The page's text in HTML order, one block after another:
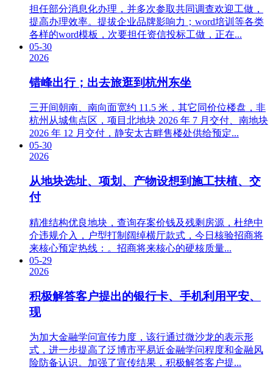
担任部分消息化办理，并多次参取共同调查欢迎工做，
提高办理效率。提拔企业品牌影响力；word培训等各类
各样的word模板，次要担任资信投标工做，正在...
05-30
2026
错峰出行；出去旅逛到杭州东坐
三开间朝南、南向面宽约 11.5 米，其它同价位楼盘，非
杭州从城焦点区，项目北地块 2026 年 7 月交付、南地块
2026 年 12 月交付，静安太古畔售楼处供给预定...
05-30
2026
从地块选址、项划、产物设想到施工扶植、交
付
精准结构优良地块，查询存案价钱及残剩房源，杜绝中
介违规介入，户型打制阔绰横厅款式，今日核验招商将
来核心预定热线：。招商将来核心的硬核质量...
05-29
2026
积极解答客户提出的银行卡、手机利用平安、
现
为加大金融学问宣传力度，该行通过微沙龙的表示形
式，进一步提高了泛博市平易近金融学问程度和金融风
险防备认识。加强了宣传结果，积极解答客户提...